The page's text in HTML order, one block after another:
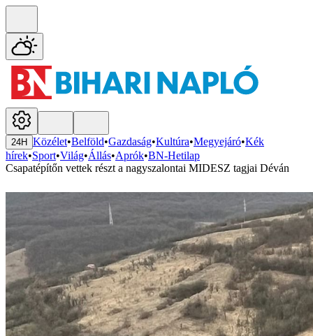
24H Közélet•Belföld•Gazdaság•Kultúra•Megyejáró•Kék
hírek•Sport•Világ•Állás•Aprók•BN-Hetilap
Csapatépítőn vettek részt a nagyszalontai MIDESZ tagjai Déván